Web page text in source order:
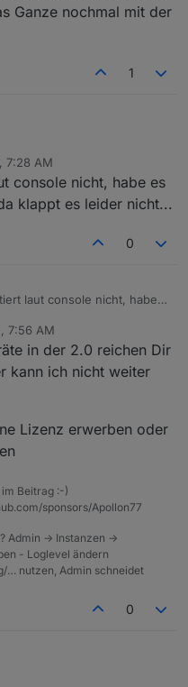
Ganze nochmal mit der
1
7:28 AM
console nicht, habe es
klappt es leider nicht...
0
laut console nicht, habe
7:56 AM
in der 2.0 reichen Dir
kann ich nicht weiter
Lizenz erwerben oder
Beitrag :-)
sponsors/Apollon77
Admin -> Instanzen ->
- Loglevel ändern
… nutzen, Admin schneidet
0